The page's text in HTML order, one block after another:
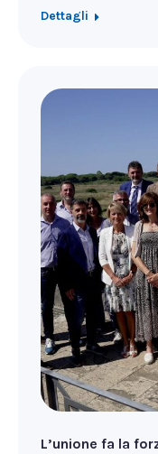
Dettagli
L’unione fa la